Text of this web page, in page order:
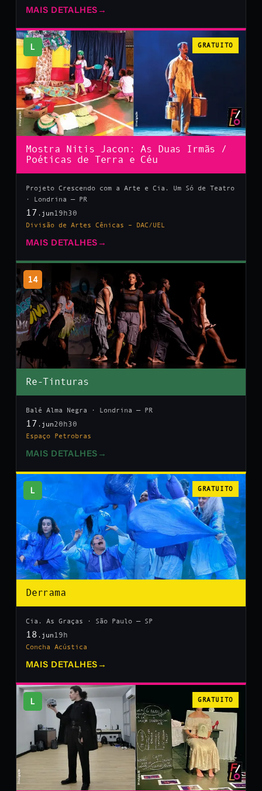
MAIS DETALHES →
L GRATUITO
Mostra Nitis Jacon: As Duas Irmãs /
Poéticas de Terra e Céu
Projeto Crescendo com a Arte e Cia. Um Só de Teatro
· Londrina — PR
17 .jun 19h30
Divisão de Artes Cênicas – DAC/UEL
MAIS DETALHES →
14
Re-Tinturas
Balé Alma Negra · Londrina — PR
17 .jun20h30
Espaço Petrobras
MAIS DETALHES →
L GRATUITO
Derrama
Cia. As Graças · São Paulo — SP
18 .jun 19h
Concha Acústica
MAIS DETALHES →
L GRATUITO